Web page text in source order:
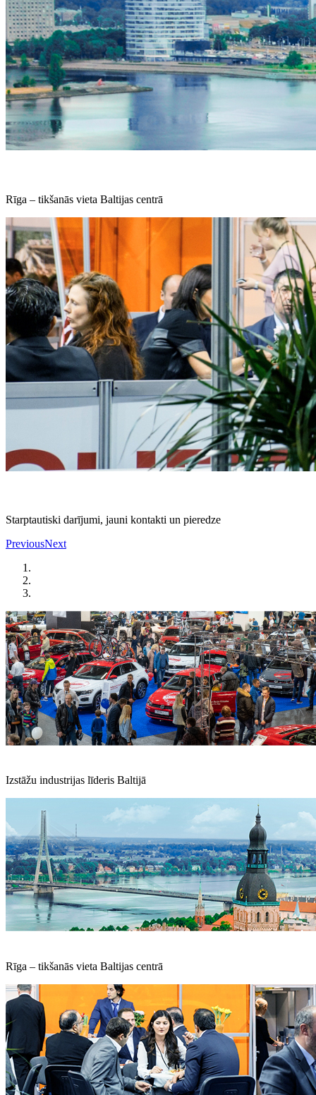
Rīga – tikšanās vieta Baltijas centrā
Starptautiski darījumi, jauni kontakti un pieredze
PreviousNext
Izstāžu industrijas līderis Baltijā
Rīga – tikšanās vieta Baltijas centrā